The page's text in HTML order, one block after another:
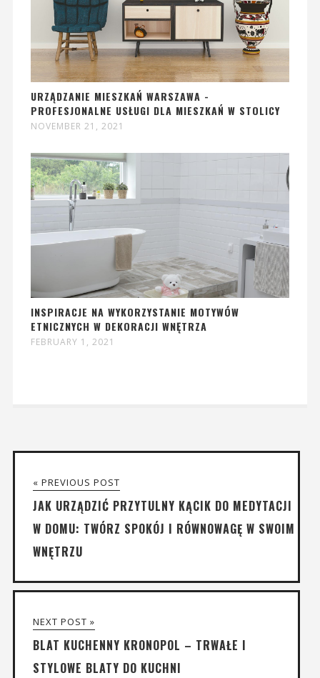
URZĄDZANIE MIESZKAŃ WARSZAWA -
PROFESJONALNE USŁUGI DLA MIESZKAŃ W STOLICY
NOVEMBER 21, 2021
INSPIRACJE NA WYKORZYSTANIE MOTYWÓW
ETNICZNYCH W DEKORACJI WNĘTRZA
FEBRUARY 1, 2021
« PREVIOUS POST
JAK URZĄDZIĆ PRZYTULNY KĄCIK DO MEDYTACJI
W DOMU: TWÓRZ SPOKÓJ I RÓWNOWAGĘ W SWOIM
WNĘTRZU
NEXT POST »
BLAT KUCHENNY KRONOPOL – TRWAŁE I
STYLOWE BLATY DO KUCHNI